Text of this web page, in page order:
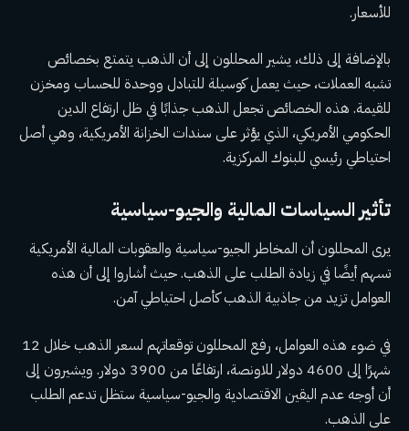
للأسعار.
بالإضافة إلى ذلك، يشير المحللون إلى أن الذهب يتمتع بخصائص
تشبه العملات، حيث يعمل كوسيلة للتبادل ووحدة للحساب ومخزن
للقيمة. هذه الخصائص تجعل الذهب جذابًا في ظل ارتفاع الدين
الحكومي الأمريكي، الذي يؤثر على سندات الخزانة الأمريكية، وهي أصل
احتياطي رئيسي للبنوك المركزية.
تأثير السياسات المالية والجيو-سياسية
يرى المحللون أن المخاطر الجيو-سياسية والعقوبات المالية الأمريكية
تسهم أيضًا في زيادة الطلب على الذهب. حيث أشاروا إلى أن هذه
العوامل تزيد من جاذبية الذهب كأصل احتياطي آمن.
في ضوء هذه العوامل، رفع المحللون توقعاتهم لسعر الذهب خلال 12
شهرًا إلى 4600 دولار للاونصة، ارتفاعًا من 3900 دولار. ويشيرون إلى
أن أوجه عدم اليقين الاقتصادية والجيو-سياسية ستظل تدعم الطلب
على الذهب.